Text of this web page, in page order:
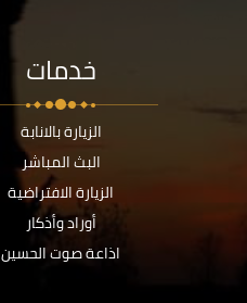
خدمات
الزيارة بالانابة
البث المباشر
الزيارة الافتراضية
أوراد وأذكار
اذاعة صوت الحسين